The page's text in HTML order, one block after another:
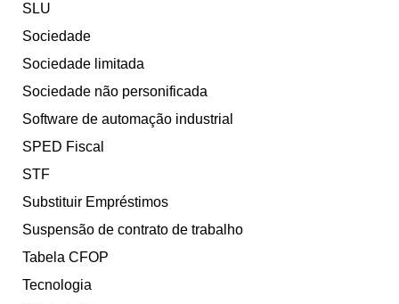
SLU
Sociedade
Sociedade limitada
Sociedade não personificada
Software de automação industrial
SPED Fiscal
STF
Substituir Empréstimos
Suspensão de contrato de trabalho
Tabela CFOP
Tecnologia